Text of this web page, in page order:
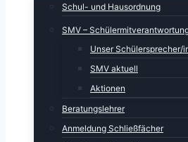
Schul- und Hausordnung
SMV –
Unser Schülersprecher/
SMV aktuell
Aktionen
Beratungslehrer
Anmeldung Schließfächer